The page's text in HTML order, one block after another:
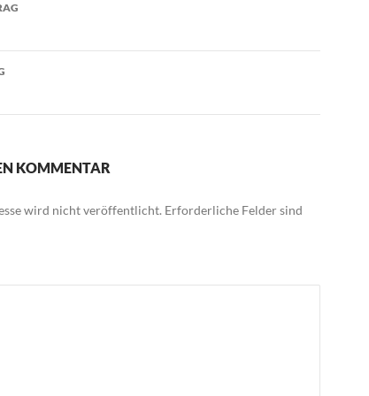
KOMMENTAR
wird nicht veröffentlicht. Erforderliche Felder sind